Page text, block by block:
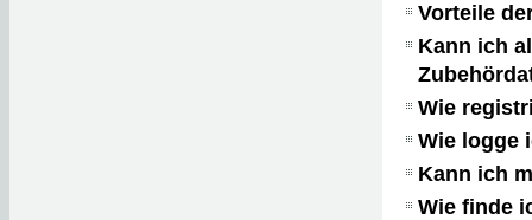
Vorteile
Kann ich
Wie
Wie logge
Kann ich
Wie finde